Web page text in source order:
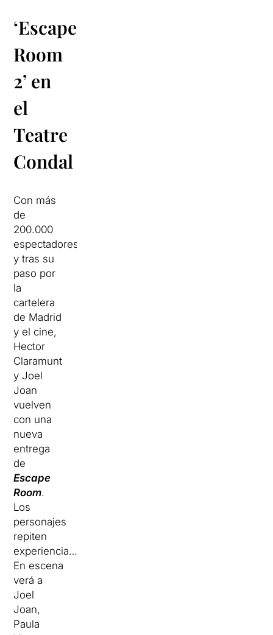
‘Escape
Room
2’ en
el
Teatre
Condal
Con más
de
200.000
espectadores,
y tras su
paso por
la
cartelera
de Madrid
y el cine,
Hector
Claramunt
y Joel
Joan
vuelven
con una
nueva
entrega
de
Escape
Room.
Los
personajes
repiten
experiencia…
En escena
verá a
Joel
Joan,
Paula